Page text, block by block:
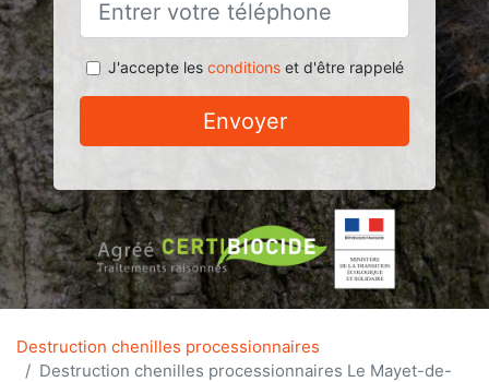
J'accepte les conditionset d'être rappelé
Envoyer
Destruction chenilles processionnaires
Destruction chenilles processionnaires Le Mayet-de-